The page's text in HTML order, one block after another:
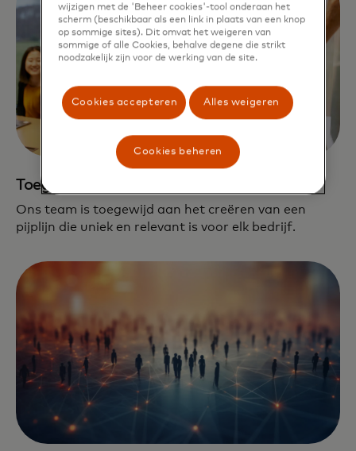
Toegewijde ondersteuning
Ons team is toegewijd aan het creëren van een
pijplijn die uniek en relevant is voor elk bedrijf.
wijzigen met de 'Beheer cookies'-tool onderaan het
scherm (beschikbaar als een link in plaats van een knop
op sommige sites). Dit omvat het weigeren van
sommige of alle Cookies, behalve degene die strikt
noodzakelijk zijn voor de werking van de site.
Cookies accepteren Alles weigeren
Cookies beheren